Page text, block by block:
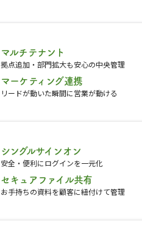
マルチテナント
拠点追加・部門拡大も安心の中央管理
マーケティング連携
リードが動いた瞬間に営業が動ける
シングルサインオン
安全・便利にログインを一元化
セキュアファイル共有
お手持ちの資料を顧客に紐付けて管理